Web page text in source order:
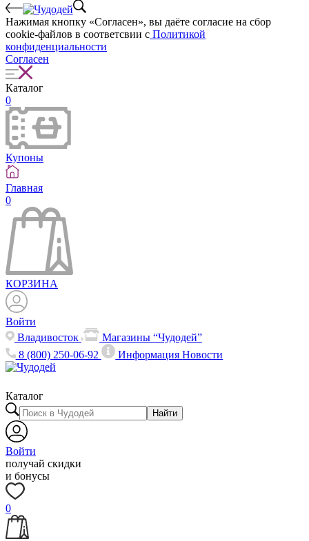
Нажимая кнопку «Согласен», вы даёте cогласие на сбор
cookie-файлов в соответсвии с Политикой
конфиденциальности
Согласен
Каталог
0
Купоны
Главная
0
КОРЗИНА
Войти
Владивосток
Магазины “Чудодей”
8 (800) 250-06-92
ИнформацияНовости
Каталог
Найти
Войти
получай скидки
и бонусы
0